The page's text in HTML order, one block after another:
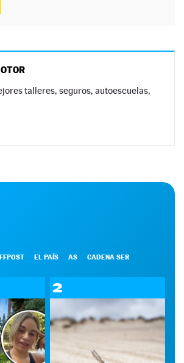
talleres, seguros, autoescuelas,
EL PAÍS AS CADENA SER
2